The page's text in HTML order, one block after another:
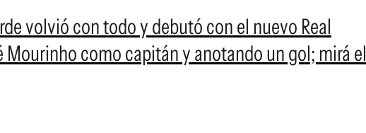
volvió con todo y debutó con el nuevo Real
Mourinho como capitán y anotando un gol; mirá el